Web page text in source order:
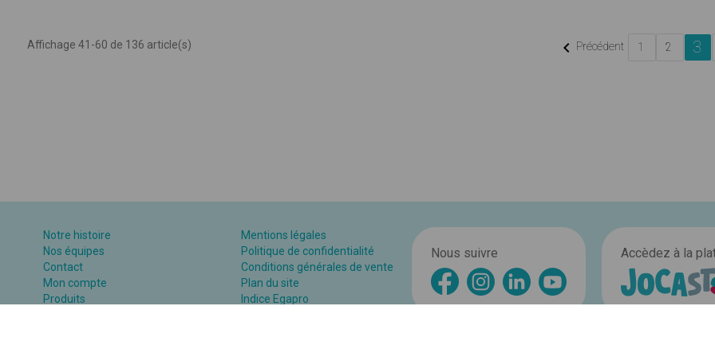
Affichage 41-60 de 136 article(s)  Précédent 1 2 3
Notre histoire
Nos équipes
Contact
Mon compte
Produits
Mentions légales
Politique de confidentialité
Conditions générales de vente
Plan du site
Indice Egapro
Nous suivre Accèdez à la